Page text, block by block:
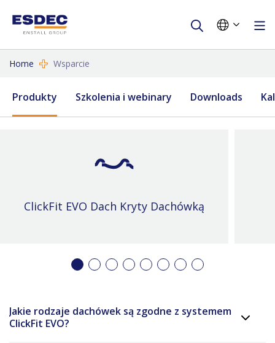
Home Wsparcie
Produkty Szkolenia i webinary Downloads
ClickFit EVO Dach Kryty Dachówką
Jakie rodzaje dachówek są zgodne z systemem
ClickFit EVO?